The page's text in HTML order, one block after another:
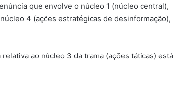
que envolve o núcleo 1 (núcleo central),
4 (ações estratégicas de desinformação),
ao núcleo 3 da trama (ações táticas) está